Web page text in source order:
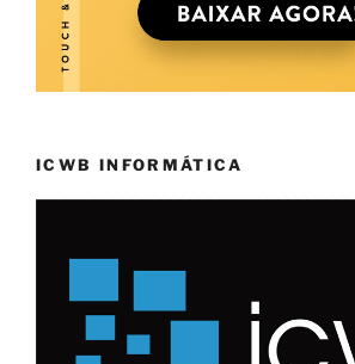
ICWB INFORMÁTICA